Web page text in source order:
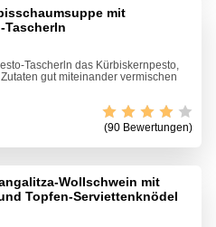
mit
Tascherln
Tascherln das Kürbiskernpesto,
gut miteinander vermischen
(90 Bewertungen)
Wollschwein mit
Topfen-Serviettenknödel